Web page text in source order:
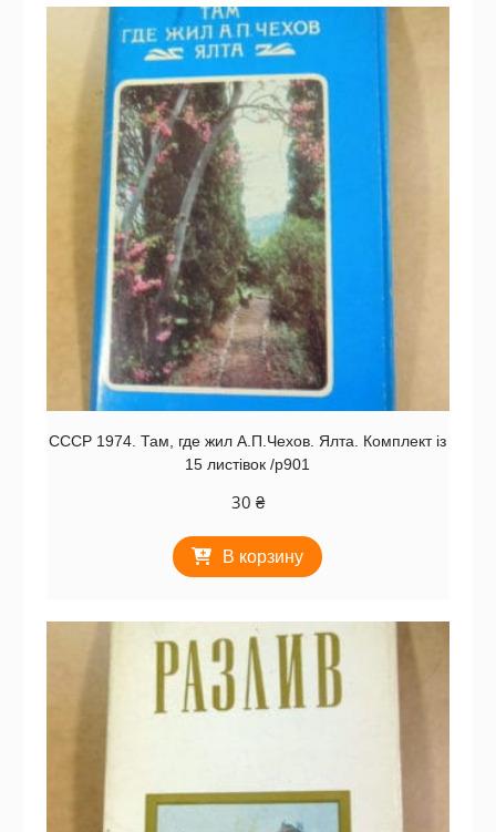
СССР 1974. Там, где жил А.П.Чехов. Ялта. Комплект із
15 листівок /р901
30 ₴
В корзину